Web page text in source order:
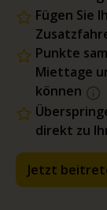
Fügen Sie
Punkte
Miettage
können
direkt zu
Jetzt